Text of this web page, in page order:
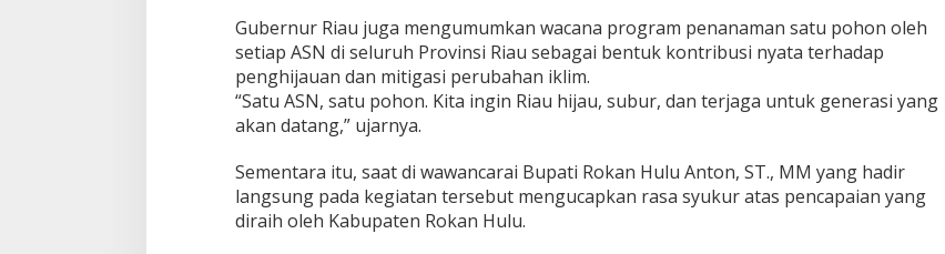
Gubernur Riau juga mengumumkan wacana program penanaman satu pohon oleh
setiap ASN di seluruh Provinsi Riau sebagai bentuk kontribusi nyata terhadap
penghijauan dan mitigasi perubahan iklim.
“Satu ASN, satu pohon. Kita ingin Riau hijau, subur, dan terjaga untuk generasi yang
akan datang,” ujarnya.
Sementara itu, saat di wawancarai Bupati Rokan Hulu Anton, ST., MM yang hadir
langsung pada kegiatan tersebut mengucapkan rasa syukur atas pencapaian yang
diraih oleh Kabupaten Rokan Hulu.